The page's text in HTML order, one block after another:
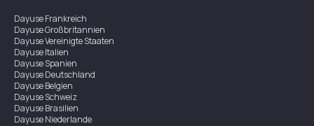
DayuseFrankreich
DayuseGroßbritannien
DayuseVereinigte Staaten
DayuseItalien
DayuseSpanien
DayuseDeutschland
DayuseBelgien
DayuseSchweiz
DayuseBrasilien
DayuseNiederlande